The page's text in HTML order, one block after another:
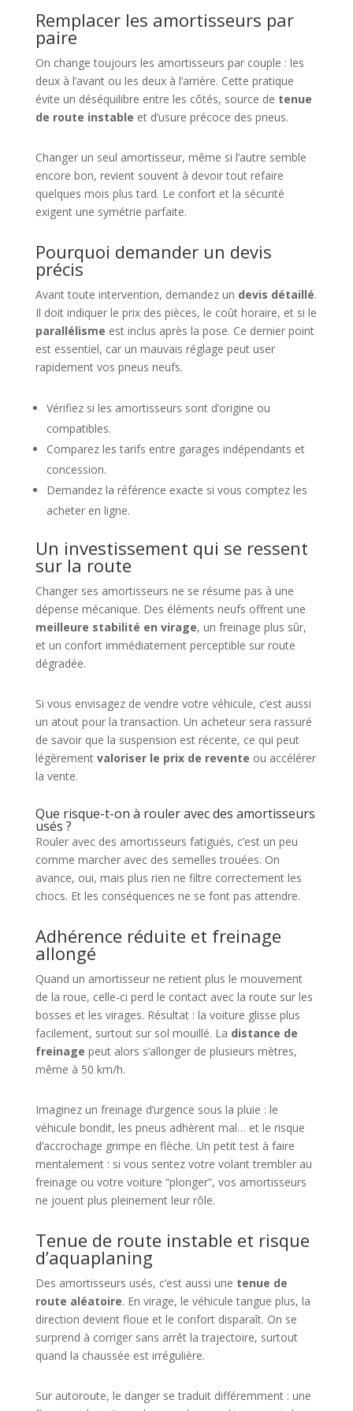
Remplacer les amortisseurs par
paire
On change toujours les amortisseurs par couple : les
deux à l’avant ou les deux à l’arrière. Cette pratique
évite un déséquilibre entre les côtés, source de tenue
de route instable et d’usure précoce des pneus.
Changer un seul amortisseur, même si l’autre semble
encore bon, revient souvent à devoir tout refaire
quelques mois plus tard. Le confort et la sécurité
exigent une symétrie parfaite.
Pourquoi demander un devis
précis
Avant toute intervention, demandez un devis détaillé.
Il doit indiquer le prix des pièces, le coût horaire, et si le
parallélisme est inclus après la pose. Ce dernier point
est essentiel, car un mauvais réglage peut user
rapidement vos pneus neufs.
Vérifiez si les amortisseurs sont d’origine ou
compatibles.
Comparez les tarifs entre garages indépendants et
concession.
Demandez la référence exacte si vous comptez les
acheter en ligne.
Un investissement qui se ressent
sur la route
Changer ses amortisseurs ne se résume pas à une
dépense mécanique. Des éléments neufs offrent une
meilleure stabilité en virage, un freinage plus sûr,
et un confort immédiatement perceptible sur route
dégradée.
Si vous envisagez de vendre votre véhicule, c’est aussi
un atout pour la transaction. Un acheteur sera rassuré
de savoir que la suspension est récente, ce qui peut
légèrement valoriser le prix de revente ou accélérer
la vente.
Que risque-t-on à rouler avec des amortisseurs
usés ?
Rouler avec des amortisseurs fatigués, c’est un peu
comme marcher avec des semelles trouées. On
avance, oui, mais plus rien ne filtre correctement les
chocs. Et les conséquences ne se font pas attendre.
Adhérence réduite et freinage
allongé
Quand un amortisseur ne retient plus le mouvement
de la roue, celle-ci perd le contact avec la route sur les
bosses et les virages. Résultat : la voiture glisse plus
facilement, surtout sur sol mouillé. La distance de
freinage peut alors s’allonger de plusieurs mètres,
même à 50 km/h.
Imaginez un freinage d’urgence sous la pluie : le
véhicule bondit, les pneus adhèrent mal… et le risque
d’accrochage grimpe en flèche. Un petit test à faire
mentalement : si vous sentez votre volant trembler au
freinage ou votre voiture “plonger”, vos amortisseurs
ne jouent plus pleinement leur rôle.
Tenue de route instable et risque
d’aquaplaning
Des amortisseurs usés, c’est aussi une tenue de
route aléatoire. En virage, le véhicule tangue plus, la
direction devient floue et le confort disparaît. On se
surprend à corriger sans arrêt la trajectoire, surtout
quand la chaussée est irrégulière.
Sur autoroute, le danger se traduit différemment : une